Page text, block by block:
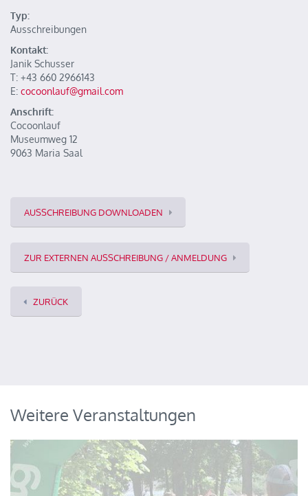
Typ:
Ausschreibungen
Kontakt:
Janik Schusser
T: +43 660 2966143
E: cocoonlauf@gmail.com
Anschrift:
Cocoonlauf
Museumweg 12
9063 Maria Saal
AUSSCHREIBUNG DOWNLOADEN
ZUR EXTERNEN AUSSCHREIBUNG / ANMELDUNG
ZURÜCK
Weitere Veranstaltungen